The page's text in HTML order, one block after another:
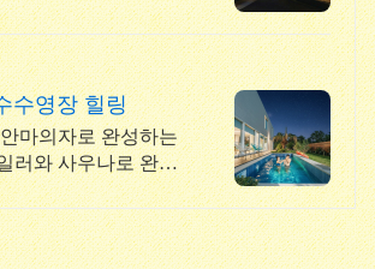
수영장 힐링
마의자로 완성하는
러와 사우나로 완성